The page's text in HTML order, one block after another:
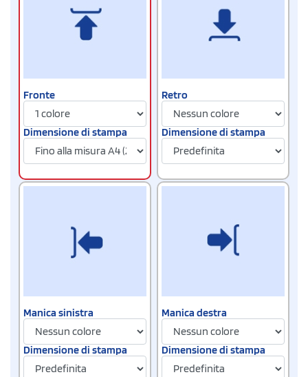
Fronte
Dimensione di stampa
Retro
Dimensione di stampa
Manica sinistra
Dimensione di stampa
Manica destra
Dimensione di stampa